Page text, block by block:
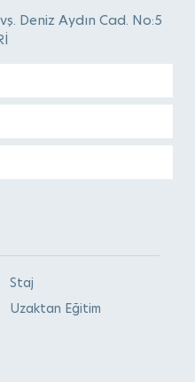
Deniz Aydın Cad. No:5
Staj
Uzaktan Eğitim